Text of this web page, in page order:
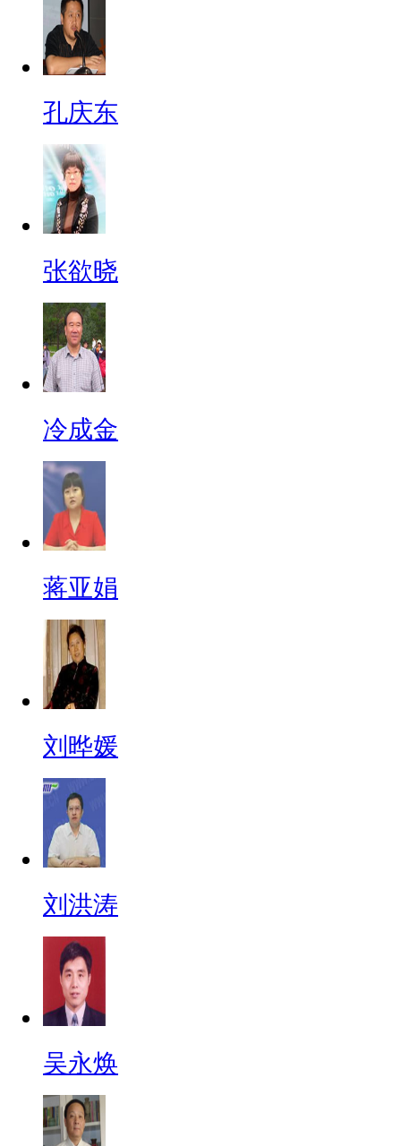
孔庆东
张欲晓
冷成金
蒋亚娟
刘晔媛
刘洪涛
吴永焕